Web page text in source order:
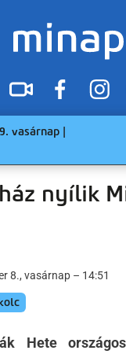
vasárnap |
nyílik
8., vasárnap – 14:51
Hete